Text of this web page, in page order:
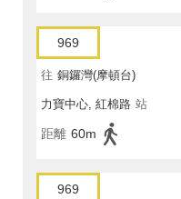
969
往 銅鑼灣(摩頓台)
力寶中心, 紅棉路 站
距離 60m
969